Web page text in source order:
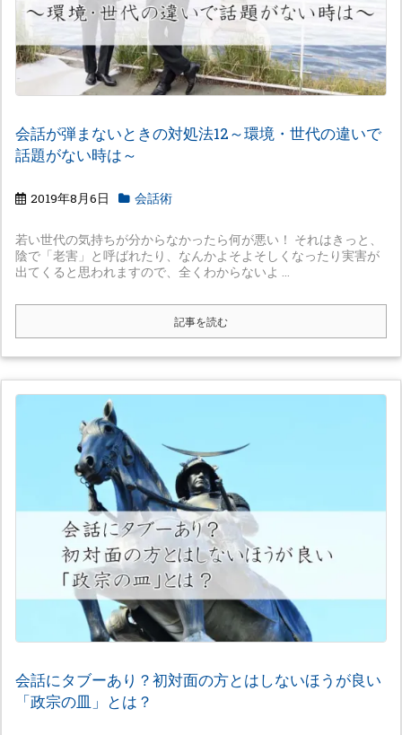
会話が弾まないときの対処法12～環境・世代の違いで
話題がない時は～
2019年8月6日 会話術
若い世代の気持ちが分からなかったら何が悪い！ それはきっと、
陰で「老害」と呼ばれたり、なんかよそよそしくなったり実害が
出てくると思われますので、全くわからないよ ...
記事を読む
会話にタブーあり？初対面の方とはしないほうが良い
「政宗の皿」とは？